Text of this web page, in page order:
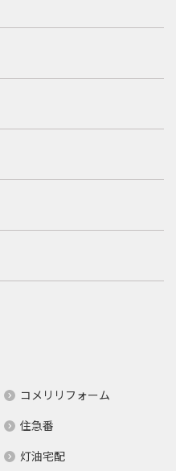
コメリリフォーム
住急番
灯油宅配